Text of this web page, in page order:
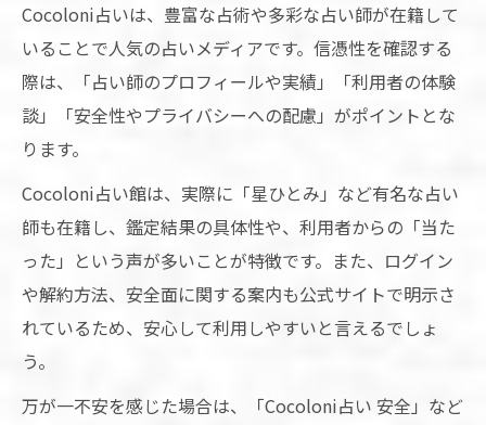
Cocoloni占いは、豊富な占術や多彩な占い師が在籍して
いることで人気の占いメディアです。信憑性を確認する
際は、「占い師のプロフィールや実績」「利用者の体験
談」「安全性やプライバシーへの配慮」がポイントとな
ります。
Cocoloni占い館は、実際に「星ひとみ」など有名な占い
師も在籍し、鑑定結果の具体性や、利用者からの「当た
った」という声が多いことが特徴です。また、ログイン
や解約方法、安全面に関する案内も公式サイトで明示さ
れているため、安心して利用しやすいと言えるでしょ
う。
万が一不安を感じた場合は、「Cocoloni占い 安全」など